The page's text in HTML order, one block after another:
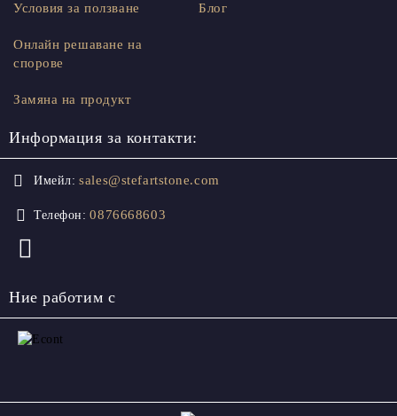
Условия за ползване
Онлайн решаване на
спорове
Замяна на продукт
Блог
Информация за контакти:
Имейл: sales@stefartstone.com
Телефон: 0876668603
Ние работим с